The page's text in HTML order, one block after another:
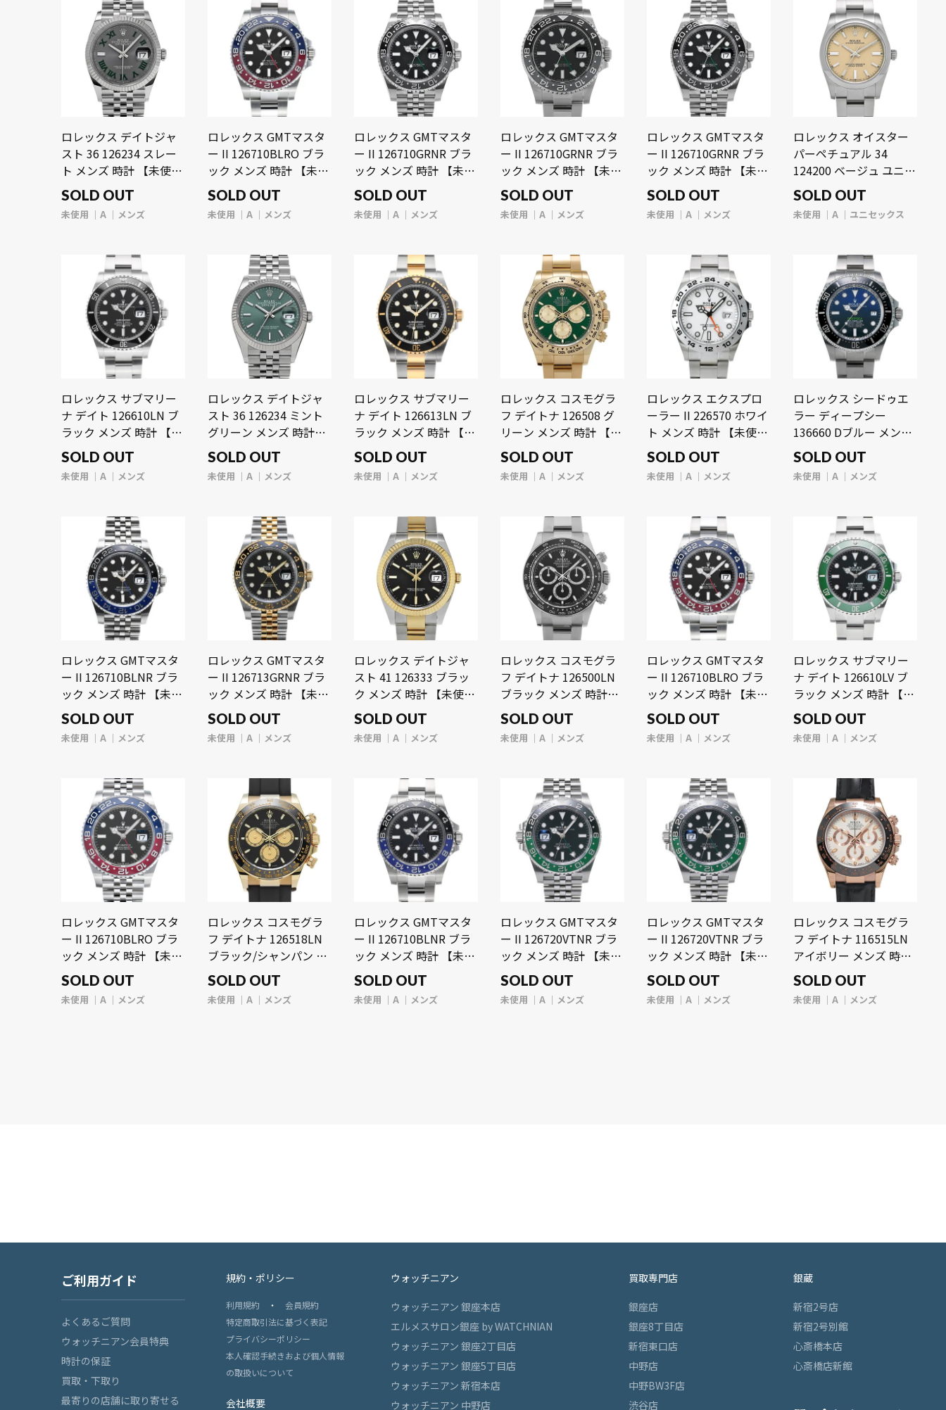
ロレックス デイトジャ
スト 36 126234 スレー
ト メンズ 時計 【未使
用】【wristwatch】
SOLD OUT
未使用 A メンズ
ロレックス GMTマスタ
ー II 126710BLRO ブラ
ック メンズ 時計 【未使
用】【wristwatch】
SOLD OUT
未使用 A メンズ
ロレックス GMTマスタ
ー II 126710GRNR ブラ
ック メンズ 時計 【未使
用】【wristwatch】
SOLD OUT
未使用 A メンズ
ロレックス GMTマスタ
ー II 126710GRNR ブラ
ック メンズ 時計 【未使
用】【wristwatch】
SOLD OUT
未使用 A メンズ
ロレックス GMTマスタ
ー II 126710GRNR ブラ
ック メンズ 時計 【未使
用】【wristwatch】
SOLD OUT
未使用 A メンズ
ロレックス オイスター
パーペチュアル 34
124200 ベージュ ユニセ
ックス 時計 【未使用】
【wristwatch】
SOLD OUT
未使用 A ユニセックス
ロレックス サブマリー
ナ デイト 126610LN ブ
ラック メンズ 時計 【未
使用】【wristwatch】
SOLD OUT
未使用 A メンズ
ロレックス デイトジャ
スト 36 126234 ミント
グリーン メンズ 時計
【未使用】
【wristwatch】
SOLD OUT
未使用 A メンズ
ロレックス サブマリー
ナ デイト 126613LN ブ
ラック メンズ 時計 【未
使用】【wristwatch】
SOLD OUT
未使用 A メンズ
ロレックス コスモグラ
フ デイトナ 126508 グ
リーン メンズ 時計 【未
使用】【wristwatch】
SOLD OUT
未使用 A メンズ
ロレックス エクスプロ
ーラー II 226570 ホワイ
ト メンズ 時計 【未使
用】【wristwatch】
SOLD OUT
未使用 A メンズ
ロレックス シードゥエ
ラー ディープシー
136660 Dブルー メンズ
時計 【未使用】
【wristwatch】
SOLD OUT
未使用 A メンズ
ロレックス GMTマスタ
ー II 126710BLNR ブラ
ック メンズ 時計 【未使
用】【wristwatch】
SOLD OUT
未使用 A メンズ
ロレックス GMTマスタ
ー II 126713GRNR ブラ
ック メンズ 時計 【未使
用】【wristwatch】
SOLD OUT
未使用 A メンズ
ロレックス デイトジャ
スト 41 126333 ブラッ
ク メンズ 時計 【未使
用】【wristwatch】
SOLD OUT
未使用 A メンズ
ロレックス コスモグラ
フ デイトナ 126500LN
ブラック メンズ 時計
【未使用】
【wristwatch】
SOLD OUT
未使用 A メンズ
ロレックス GMTマスタ
ー II 126710BLRO ブラ
ック メンズ 時計 【未使
用】【wristwatch】
SOLD OUT
未使用 A メンズ
ロレックス サブマリー
ナ デイト 126610LV ブ
ラック メンズ 時計 【未
使用】【wristwatch】
SOLD OUT
未使用 A メンズ
ロレックス GMTマスタ
ー II 126710BLRO ブラ
ック メンズ 時計 【未使
用】【wristwatch】
SOLD OUT
未使用 A メンズ
ロレックス コスモグラ
フ デイトナ 126518LN
ブラック/シャンパン メ
ンズ 時計 【未使用】
【wristwatch】
SOLD OUT
未使用 A メンズ
ロレックス GMTマスタ
ー II 126710BLNR ブラ
ック メンズ 時計 【未使
用】【wristwatch】
SOLD OUT
未使用 A メンズ
ロレックス GMTマスタ
ー II 126720VTNR ブラ
ック メンズ 時計 【未使
用】【wristwatch】
SOLD OUT
未使用 A メンズ
ロレックス GMTマスタ
ー II 126720VTNR ブラ
ック メンズ 時計 【未使
用】【wristwatch】
SOLD OUT
未使用 A メンズ
ロレックス コスモグラ
フ デイトナ 116515LN
アイボリー メンズ 時計
【未使用】
【wristwatch】
SOLD OUT
未使用 A メンズ
ご利用ガイド
よくあるご質問
ウォッチニアン会員特典
時計の保証
買取・下取り
最寄りの店舗に取り寄せる
規約・ポリシー
利用規約 ・ 会員規約
特定商取引法に基づく表記
プライバシーポリシー
本人確認手続きおよび個人情報
の取扱いについて
会社概要
ウォッチニアン
ウォッチニアン 銀座本店
エルメスサロン銀座 by WATCHNIAN
ウォッチニアン 銀座2丁目店
ウォッチニアン 銀座5丁目店
ウォッチニアン 新宿本店
ウォッチニアン 中野店
買取専門店
銀座店
銀座8丁目店
新宿東口店
中野店
中野BW3F店
渋谷店
銀蔵
新宿2号店
新宿2号別館
心斎橋本店
心斎橋店新館